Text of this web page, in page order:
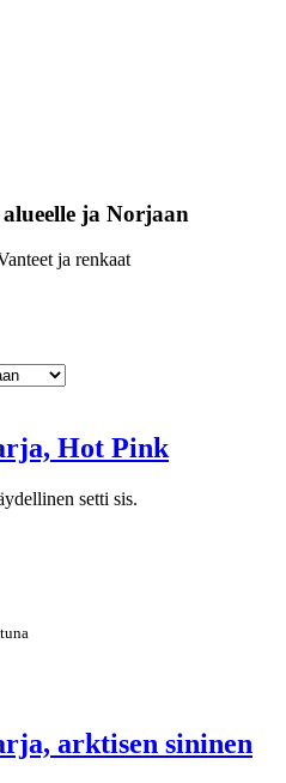
ja Norjaan
ja renkaat
Hot Pink
setti sis.
arktisen sininen